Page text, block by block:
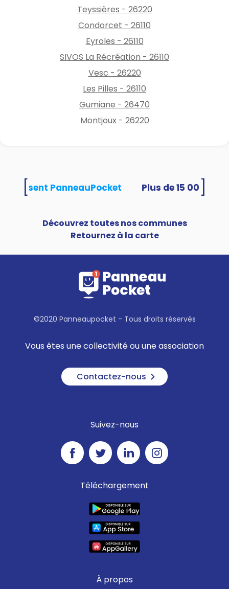
Teyssières - 26220
Condorcet - 26110
Eyroles - 26110
SIVOS La Récréation - 26110
Vesc - 26220
Les Pilles - 26110
Gumiane - 26470
Montjoux - 26220
utilisent PanneauPocket
Découvrez toutes nos communes
Retournez à la carte
©2020 Panneaupocket - Tous droits réservés
Vous êtes une collectivité ou une association
Contactez-nous
Suivez-nous
Téléchargement
À propos